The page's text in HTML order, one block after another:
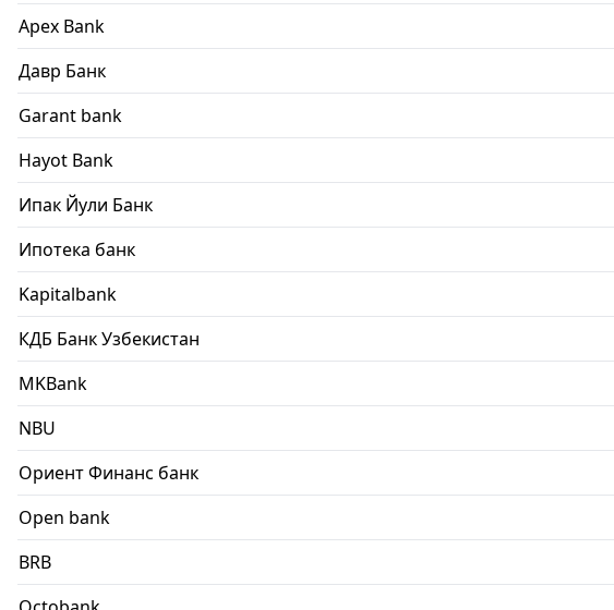
Apex Bank
Давр Банк
Garant bank
Hayot Bank
Ипак Йули Банк
Ипотека банк
Kapitalbank
КДБ Банк Узбекистан
MKBank
NBU
Ориент Финанс банк
Open bank
BRB